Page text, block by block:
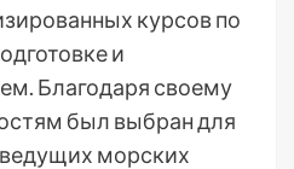
курсов по
и
Благодаря своему
был выбран для
морских